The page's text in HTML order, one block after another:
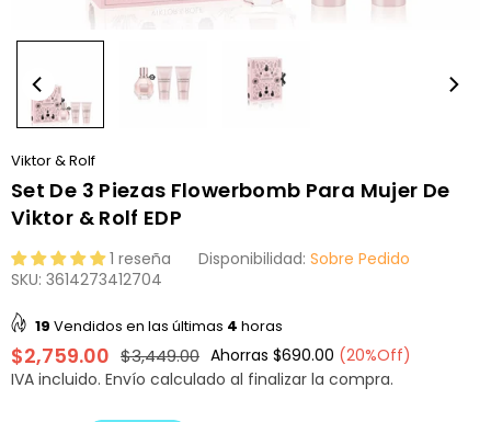
Viktor & Rolf
Set De 3 Piezas Flowerbomb Para Mujer De
Viktor & Rolf EDP
1 reseña Disponibilidad: Sobre Pedido
SKU: 3614273412704
19 Vendidos en las últimas 4 horas
Precio
habitual
$2,759.00 $3,449.00 Ahorras $690.00 (20%Off)
IVA incluido. Envío calculado al finalizar la compra.